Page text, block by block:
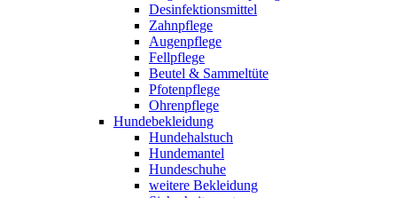
Desinfektionsmittel
Zahnpflege
Augenpflege
Fellpflege
Beutel & Sammeltüte
Pfotenpflege
Ohrenpflege
Hundebekleidung
Hundehalstuch
Hundemantel
Hundeschuhe
weitere Bekleidung